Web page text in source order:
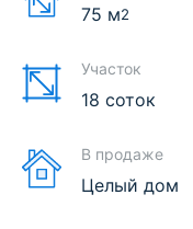
75 м2
Участок
18 соток
В продаже
Целый дом